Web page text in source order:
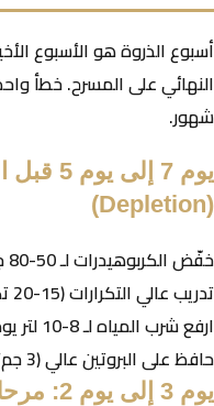
أسبوع الذروة هو الأسبوع
النهائي على المسرح. خطأ
شهور.
يوم 7
(Depletion)
خفّض الكربوهيدرات لـ 50-80 جم/يوم فقط
تدريب عالي التكرارات (15-20 تكرار) لتفريغ الجلايكوجين من العضلات
ارفع شرب المياه لـ 8-10 لتر يومياً لتنشيط آلية الطرد الطبيعية
حافظ على البروتين عالي (3 جم/كجم) والدهون منخفضة
يوم 3 إلى يوم 2: مرحلة التحميل (Carb Loading)